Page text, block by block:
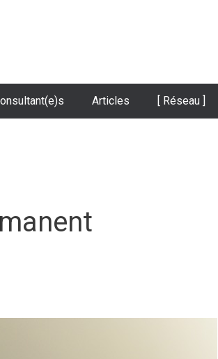
Articles [ Réseau ]